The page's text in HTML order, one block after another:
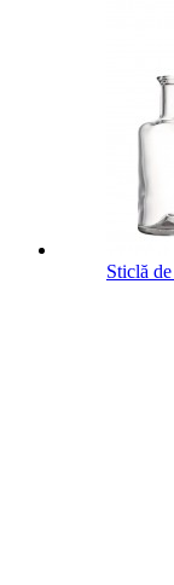
Sticlă